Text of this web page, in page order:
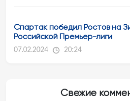
Спартак победил Ростов на
Российской Премьер-лиги
07.02.2024 20:24
Свежие